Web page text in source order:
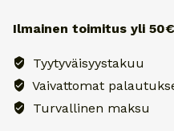
50
ml
määrä
Ilmainen toimitus yli
Tyytyväisyystakuu
Vaivattomat
Turvallinen maksu